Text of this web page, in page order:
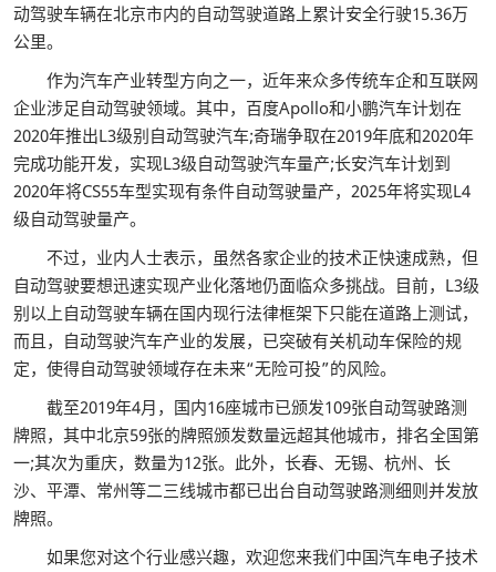
动驾驶车辆在北京市内的自动驾驶道路上累计安全行驶15.36万
公里。
作为汽车产业转型方向之一，近年来众多传统车企和互联网
企业涉足自动驾驶领域。其中，百度Apollo和小鹏汽车计划在
2020年推出L3级别自动驾驶汽车;奇瑞争取在2019年底和2020年
完成功能开发，实现L3级自动驾驶汽车量产;长安汽车计划到
2020年将CS55车型实现有条件自动驾驶量产，2025年将实现L4
级自动驾驶量产。
不过，业内人士表示，虽然各家企业的技术正快速成熟，但
自动驾驶要想迅速实现产业化落地仍面临众多挑战。目前，L3级
别以上自动驾驶车辆在国内现行法律框架下只能在道路上测试，
而且，自动驾驶汽车产业的发展，已突破有关机动车保险的规
定，使得自动驾驶领域存在未来“无险可投”的风险。
截至2019年4月，国内16座城市已颁发109张自动驾驶路测
牌照，其中北京59张的牌照颁发数量远超其他城市，排名全国第
一;其次为重庆，数量为12张。此外，长春、无锡、杭州、长
沙、平潭、常州等二三线城市都已出台自动驾驶路测细则并发放
牌照。
如果您对这个行业感兴趣，欢迎您来我们中国汽车电子技术